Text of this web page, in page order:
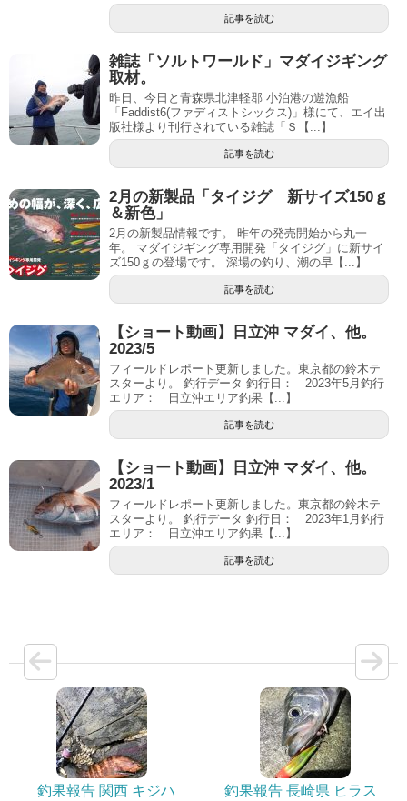
記事を読む
雑誌「ソルトワールド」マダイジギング
取材。
昨日、今日と青森県北津軽郡 小泊港の遊漁船
「Faddist6(ファディストシックス)」様にて、エイ出
版社様より刊行されている雑誌「Ｓ【...】
記事を読む
2月の新製品「タイジグ 新サイズ150ｇ
＆新色」
2月の新製品情報です。 昨年の発売開始から丸一
年。 マダイジギング専用開発「タイジグ」に新サイ
ズ150ｇの登場です。 深場の釣り、潮の早【...】
記事を読む
【ショート動画】日立沖 マダイ、他。
2023/5
フィールドレポート更新しました。東京都の鈴木テ
スターより。 釣行データ 釣行日： 2023年5月釣行
エリア： 日立沖エリア釣果【...】
記事を読む
【ショート動画】日立沖 マダイ、他。
2023/1
フィールドレポート更新しました。東京都の鈴木テ
スターより。 釣行データ 釣行日： 2023年1月釣行
エリア： 日立沖エリア釣果【...】
記事を読む
釣果報告 関西 キジハ
釣果報告 長崎県 ヒラス